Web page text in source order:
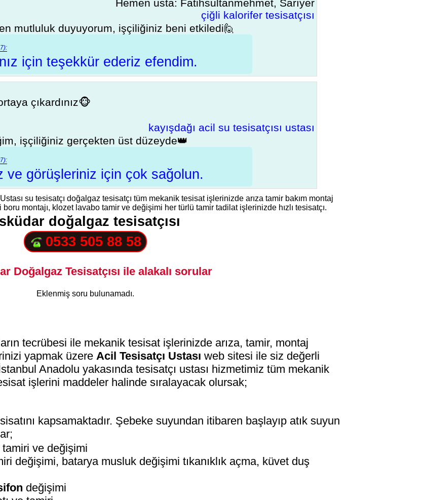
Hemen usta: Fatihsultanmehmet, Sarıyer
çiğli kalorifer tesisatçısı
mutluluk duyuyorum, işçiliğiniz beni etkiledi🙋
için teşekkür ederiz efendim.
çıkardınız🐵
kayışdağı acil su tesisatçısı ustası
işçiliğiniz gerçekten üst düzeyde👑
ve görüşleriniz için çok sağolun.
su tesisatçı doğalgaz tesisatçı tüm mekanik tesisat işlerinizde arıza tamir bakım montaj
montajı, klozet lavabo tamir ve değişimi her türlü tamir tadilat işlerinizde hızlı tesisatçı.
doğalgaz tesisatçısı
0533 505 88 58
Doğalgaz Tesisatçısı ile alakalı sorular
Eklenmiş soru bulunamadı.
tecrübesi ile mekanik tesisat işlerinizde arıza, tamir, montaj
yapmak üzere Acil Tesisatçı Ustası web sitesi ile siz değerli
Anadolu yakasında tesisatçı ustası hizmetimiz tüm mekanik
işlerini maddeler halinde sıralayacak olursak;
kapsamaktadır. Şebeke suyundan itibaren başlayıp atık suyun
ve değişimi
değişimi, batarya musluk değişimi tıkanıklık açma, küvet duş
değişimi